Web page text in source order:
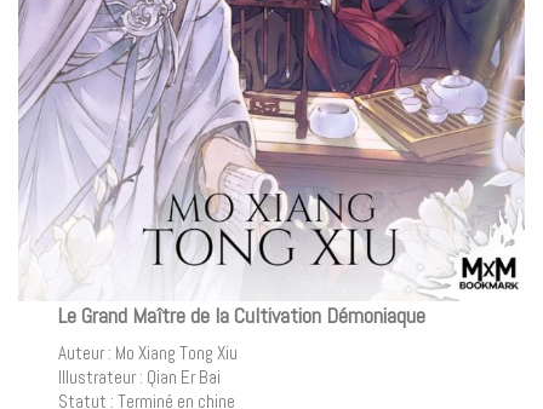
Le Grand Maître de la Cultivation Démoniaque
Auteur : Mo Xiang Tong Xiu
Illustrateur : Qian Er Bai
Statut : Terminé en chine